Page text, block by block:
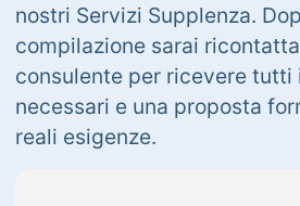
nostri Servizi Supplenza.
compilazione sarai
consulente per ricevere tutti
necessari e una proposta
reali esigenze.